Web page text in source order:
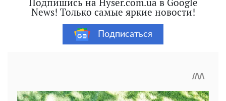
News! Только самые яркие новости!
Подписаться